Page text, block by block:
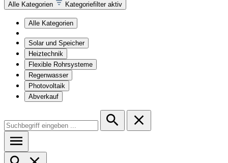
Alle Kategorien Kategoriefilter aktiv
Alle Kategorien
Solar und Speicher
Heiztechnik
Flexible Rohrsysteme
Regenwasser
Photovoltaik
Abverkauf